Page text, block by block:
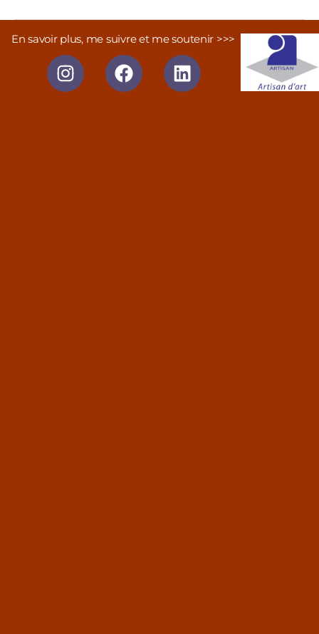
En savoir plus, me suivre et me soutenir >>>